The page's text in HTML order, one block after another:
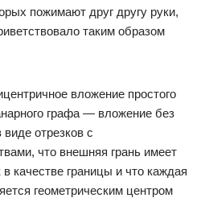
пожимают друг другу руки,
таким образом
вложение простого
графа — вложение без
отрезков с
что внешняя грань имеет
качестве границы и что каждая
геометрическим центром